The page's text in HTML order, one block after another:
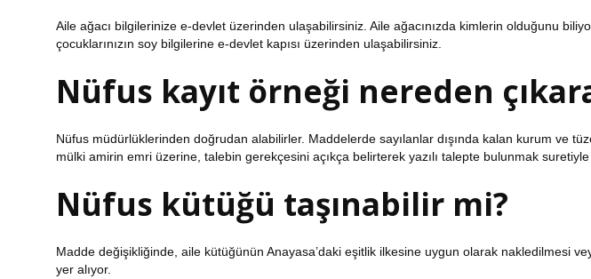
Aile ağacı bilgilerinize e-devlet üzerinden ulaşabilirsiniz. Aile ağacınızda kimlerin olduğunu
çocuklarınızın soy bilgilerine e-devlet kapısı üzerinden ulaşabilirsiniz.
Nüfus kayıt örneği nereden
Nüfus müdürlüklerinden doğrudan alabilirler. Maddelerde sayılanlar dışında kalan kurum ve
mülki amirin emri üzerine, talebin gerekçesini açıkça belirterek yazılı talepte bulunmak
Nüfus kütüğü taşınabilir mi?
Madde değişikliğinde, aile kütüğünün Anayasa’daki eşitlik ilkesine uygun olarak nakledilmesi
yer alıyor.